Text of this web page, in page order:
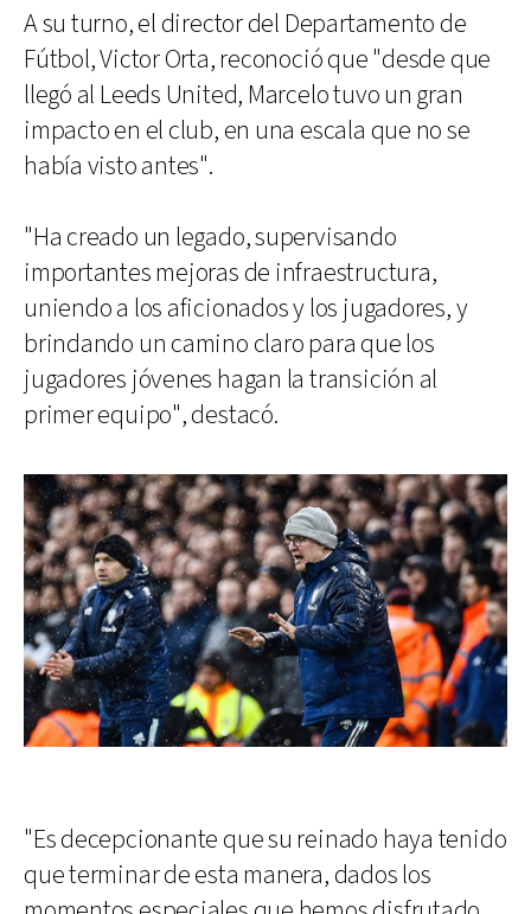
A su turno, el director del Departamento de
Fútbol, Victor Orta, reconoció que "desde que
llegó al Leeds United, Marcelo tuvo un gran
impacto en el club, en una escala que no se
había visto antes".
"Ha creado un legado, supervisando
importantes mejoras de infraestructura,
uniendo a los aficionados y los jugadores, y
brindando un camino claro para que los
jugadores jóvenes hagan la transición al
primer equipo", destacó.
"Es decepcionante que su reinado haya tenido
que terminar de esta manera, dados los